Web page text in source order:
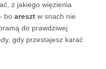
z jakiego więzienia
bo aresztw snach nie
do prawdziwej
gdy przestajesz karać